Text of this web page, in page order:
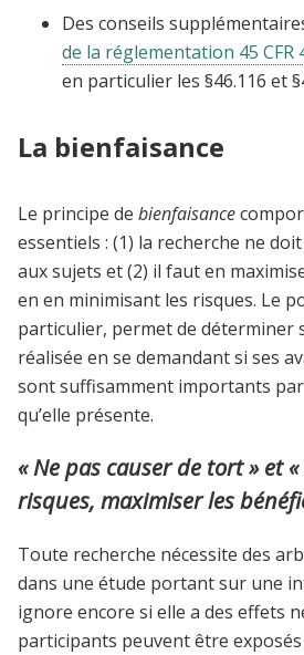
Des conseils
de la réglementation 45 CFR
en particulier les §46.116 et
La bienfaisance
Le principe de bienfaisance
essentiels : (1) la recherche ne
aux sujets et (2) il faut en
en en minimisant les risques. Le
particulier, permet de déterminer
réalisée en se demandant si ses
sont suffisamment importants
qu’elle présente.
« Ne pas causer de tort » et
risques, maximiser les
Toute recherche nécessite des
dans une étude portant sur une
ignore encore si elle a des effets
participants peuvent être